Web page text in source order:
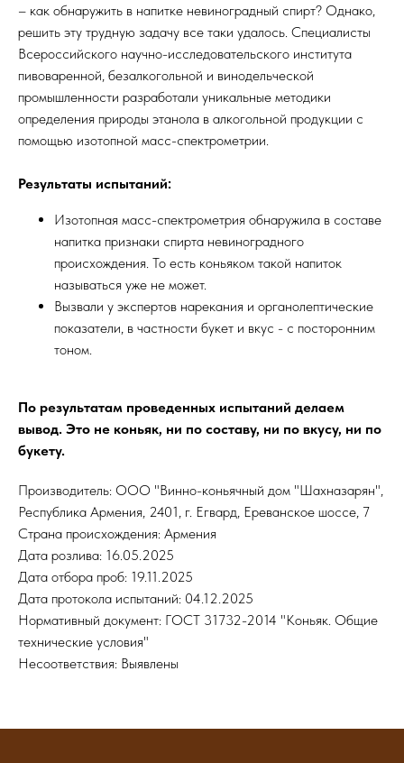
– как обнаружить в напитке невиноградный спирт? Однако,
решить эту трудную задачу все таки удалось. Специалисты
Всероссийского научно-исследовательского института
пивоваренной, безалкогольной и винодельческой
промышленности разработали уникальные методики
определения природы этанола в алкогольной продукции с
помощью изотопной масс-спектрометрии.
Результаты испытаний:
Изотопная масс-спектрометрия обнаружила в составе
напитка признаки спирта невиноградного
происхождения. То есть коньяком такой напиток
называться уже не может.
Вызвали у экспертов нарекания и органолептические
показатели, в частности букет и вкус - с посторонним
тоном.
По результатам проведенных испытаний делаем
вывод. Это не коньяк, ни по составу, ни по вкусу, ни по
букету.
Производитель: ООО "Винно-коньячный дом "Шахназарян",
Республика Армения, 2401, г. Егвард, Ереванское шоссе, 7
Страна происхождения: Армения
Дата розлива: 16.05.2025
Дата отбора проб: 19.11.2025
Дата протокола испытаний: 04.12.2025
Нормативный документ: ГОСТ 31732-2014 "Коньяк. Общие
технические условия"
Несоответствия: Выявлены